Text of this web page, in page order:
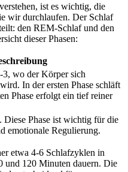
ist es wichtig, die
wir durchlaufen. Der Schlaf
den REM-Schlaf und den
dieser Phasen:
3, wo der Körper sich
In der ersten Phase schläft
Phase erfolgt ein tief reiner
Diese Phase ist wichtig für die
emotionale Regulierung.
etwa 4-6 Schlafzyklen in
und 120 Minuten dauern. Die